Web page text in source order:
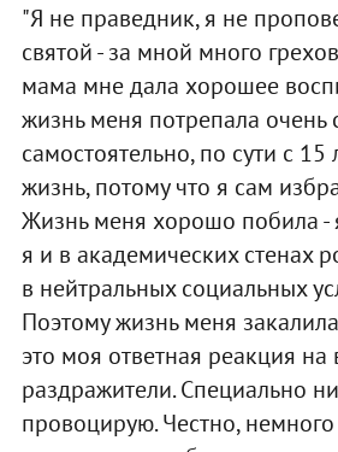
"Я не праведник, я не
святой - за мной много
мама мне дала хорошее
жизнь меня потрепала очень
самостоятельно, по сути с 15
жизнь, потому что я сам
Жизнь меня хорошо побила -
я и в академических стенах
в нейтральных социальных
Поэтому жизнь меня
это моя ответная реакция
раздражители. Специально
провоцирую. Честно, немного